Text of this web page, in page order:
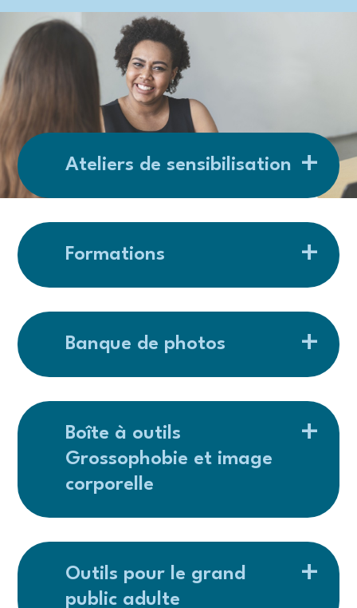
Ateliers de sensibilisation
Formations
Banque de photos
Boîte à outils
Grossophobie et image
corporelle
Outils pour le grand
public adulte